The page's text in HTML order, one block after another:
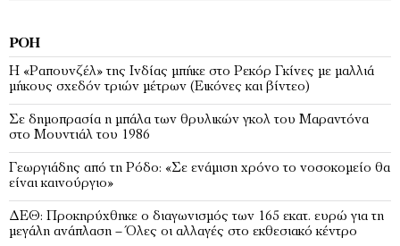
ΡΟΉ
Η «Ραπουνζέλ» της Ινδίας μπήκε στο Ρεκόρ Γκίνες με μαλλιά
μήκους σχεδόν τριών μέτρων (Εικόνες και βίντεο)
Σε δημοπρασία η μπάλα των θρυλικών γκολ του Μαραντόνα
στο Μουντιάλ του 1986
Γεωργιάδης από τη Ρόδο: «Σε ενάμιση χρόνο το νοσοκομείο θα
είναι καινούργιο»
ΔΕΘ: Προκηρύχθηκε ο διαγωνισμός των 165 εκατ. ευρώ για τη
μεγάλη ανάπλαση – Όλες οι αλλαγές στο εκθεσιακό κέντρο